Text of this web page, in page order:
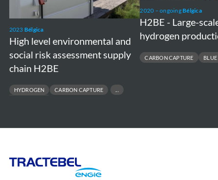
2023 Bélgica
High level environmental and
social risk assessment supply
chain H2BE
HYDROGEN
CARBON CAPTURE
social
risk
assessment
supply
chain
H2BE
2020 – ongoingBélgica
H2BE - Large-
hydrogen
CARBON CAPTURE
blue
hydrogen
production
Engie